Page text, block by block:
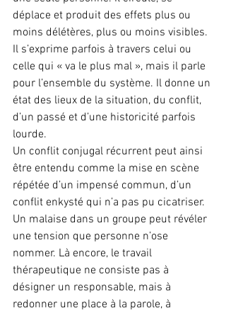
déplace et produit des effets plus ou
moins délétères, plus ou moins visibles.
Il s’exprime parfois à travers celui ou
celle qui « va le plus mal », mais il parle
pour l’ensemble du système. Il donne un
état des lieux de la situation, du conflit,
d’un passé et d’une historicité parfois
lourde.
Un conflit conjugal récurrent peut ainsi
être entendu comme la mise en scène
répétée d’un impensé commun, d’un
conflit enkysté qui n’a pas pu cicatriser.
Un malaise dans un groupe peut révéler
une tension que personne n’ose
nommer. Là encore, le travail
thérapeutique ne consiste pas à
désigner un responsable, mais à
redonner une place à la parole, à